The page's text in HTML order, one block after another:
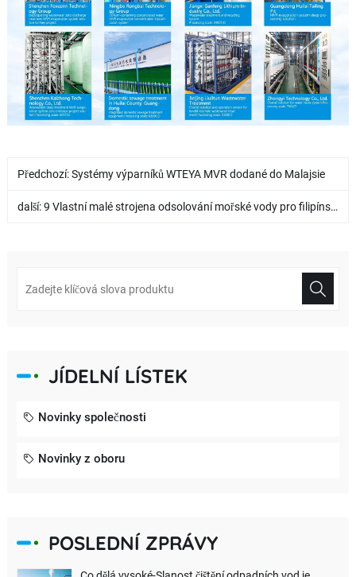
Předchozí:Systémy výparníků WTEYA MVR dodané do Malajsie
další:9 Vlastní malé strojena odsolování mořské vody pro filipínského klienta
JÍDELNÍ LÍSTEK
Novinky společnosti
Novinky z oboru
POSLEDNÍ ZPRÁVY